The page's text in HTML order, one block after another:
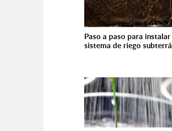
Paso a paso para instalar
sistema de riego